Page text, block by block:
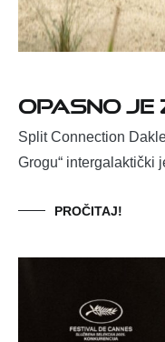
OPASNO JE
Split Connection
Grogu“ intergalaktički
PROČITAJ!